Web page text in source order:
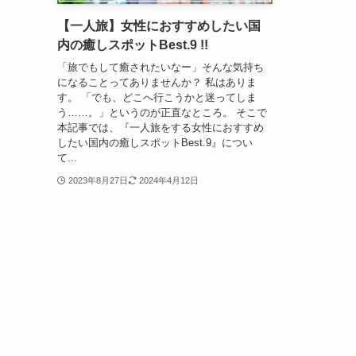
【一人旅】女性におすすめしたい国
内の癒しスポットBest.9 !!
「旅でもして癒されたいなー」そんな気持ち
になることってありませんか？ 私はありま
す。 「でも、どこへ行こうかと迷ってしま
う……。」というのが正直なところ。 そこで
本記事では、『一人旅をする女性におすすめ
したい国内の癒しスポットBest.9』につい
て...
2023年8月27日 2024年4月12日